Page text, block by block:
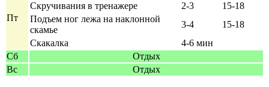
Пт
Скручивания в тренажере
2-3
15-18
Подъем ног лежа на наклонной
скамье
3-4
15-18
Скакалка
4-6 мин
Сб
Отдых
Вс
Отдых